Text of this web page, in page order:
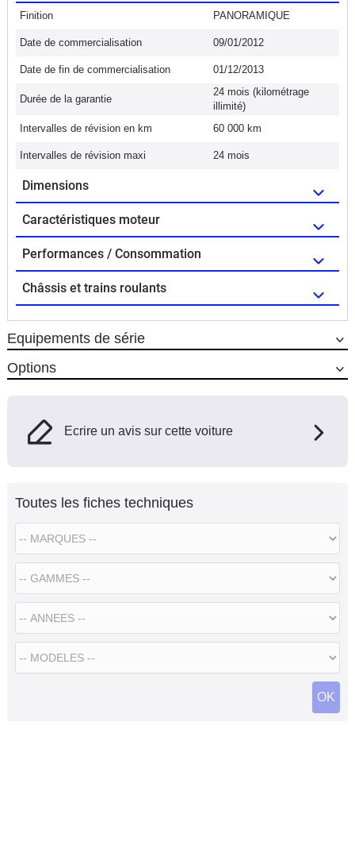
Finition PANORAMIQUE
Date de commercialisation 09/01/2012
Date de fin de commercialisation 01/12/2013
Durée de la garantie
24 mois (kilométrage
illimité)
Intervalles de révision en km
60 000 km
Intervalles de révision maxi 24 mois
Dimensions
Caractéristiques moteur
Performances / Consommation
Châssis et trains roulants
Equipements de série
Options
Ecrire un avis sur cette voiture
Toutes les fiches techniques